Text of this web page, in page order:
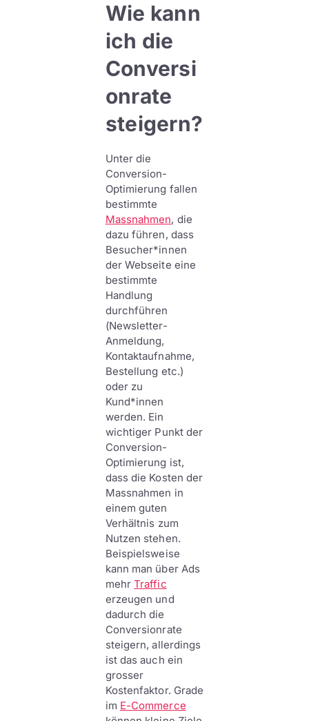
Wie kann
ich die
Conversi
onrate
steigern?
Unter die
Conversion-
Optimierung fallen
bestimmte
Massnahmen, die
dazu führen, dass
Besucher*innen
der Webseite eine
bestimmte
Handlung
durchführen
(Newsletter-
Anmeldung,
Kontaktaufnahme,
Bestellung etc.)
oder zu
Kund*innen
werden. Ein
wichtiger Punkt der
Conversion-
Optimierung ist,
dass die Kosten der
Massnahmen in
einem guten
Verhältnis zum
Nutzen stehen.
Beispielsweise
kann man über Ads
mehrTraffic
erzeugen und
dadurch die
Conversionrate
steigern, allerdings
ist das auch ein
grosser
Kostenfaktor. Grade
im E-Commerce